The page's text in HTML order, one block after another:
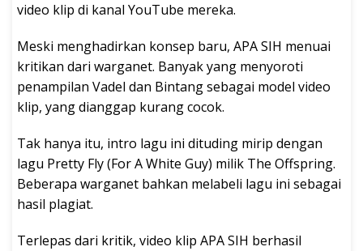
video klip di kanal YouTube mereka.
Meski menghadirkan konsep baru, APA SIH menuai
kritikan dari warganet. Banyak yang menyoroti
penampilan Vadel dan Bintang sebagai model video
klip, yang dianggap kurang cocok.
Tak hanya itu, intro lagu ini dituding mirip dengan
lagu Pretty Fly (For A White Guy) milik The Offspring.
Beberapa warganet bahkan melabeli lagu ini sebagai
hasil plagiat.
Terlepas dari kritik, video klip APA SIH berhasil